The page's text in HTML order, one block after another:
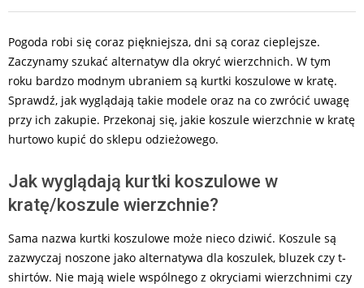
Pogoda robi się coraz piękniejsza, dni są coraz cieplejsze.
Zaczynamy szukać alternatyw dla okryć wierzchnich. W tym
roku bardzo modnym ubraniem są kurtki koszulowe w kratę.
Sprawdź, jak wyglądają takie modele oraz na co zwrócić uwagę
przy ich zakupie. Przekonaj się, jakie koszule wierzchnie w kratę
hurtowo kupić do sklepu odzieżowego.
Jak wyglądają kurtki koszulowe w
kratę/koszule wierzchnie?
Sama nazwa kurtki koszulowe może nieco dziwić. Koszule są
zazwyczaj noszone jako alternatywa dla koszulek, bluzek czy t-
shirtów. Nie mają wiele wspólnego z okryciami wierzchnimi czy